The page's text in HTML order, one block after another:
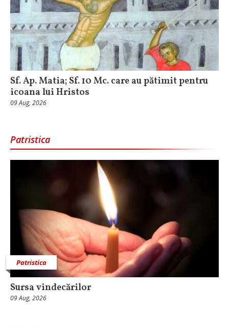
Sf. Ap. Matia; Sf. 10 Mc. care au pătimit pentru
icoana lui Hristos
09 Aug, 2026
Patristica
Patristica
Sursa vindecărilor
09 Aug, 2026